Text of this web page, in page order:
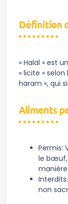
Définition
« Halal » est
« licite » selon
haram », qui
Aliments
Permis:
le bœuf,
non